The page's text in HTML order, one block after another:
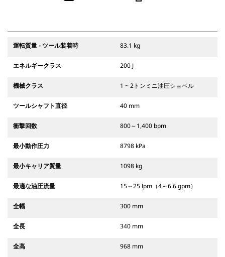
運転質量 - ツール装着時 83.1 kg
エネルギークラス 200 J
機械クラス 1 ~ 2トンミニ油圧ショベル
ツールシャフト直径 40 mm
衝撃回数 800～1,400 bpm
最小動作圧力 8798 kPa
最小キャリア質量 1098 kg
最適な油圧流量 15～25 lpm（4～6.6 gpm）
全幅 300 mm
全長 340 mm
全高 968 mm